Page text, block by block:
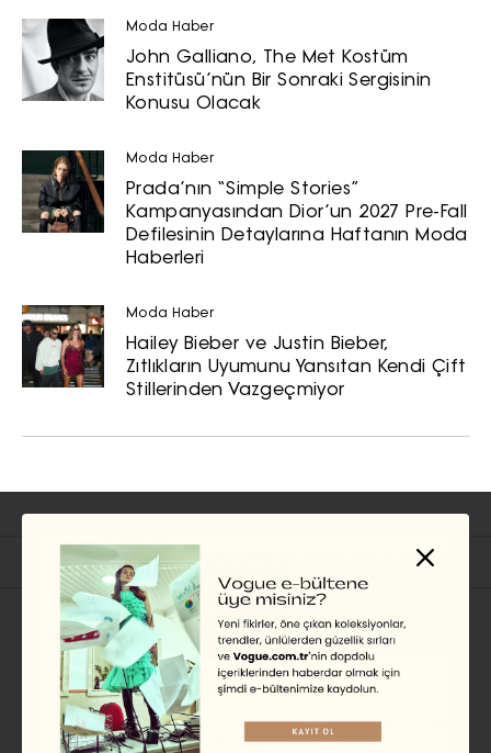
Moda Haber
John Galliano, The Met Kostüm
Enstitüsü’nün Bir Sonraki Sergisinin
Konusu Olacak
Moda Haber
Prada’nın “Simple Stories”
Kampanyasından Dior’un 2027 Pre-Fall
Defilesinin Detaylarına Haftanın Moda
Haberleri
Moda Haber
Hailey Bieber ve Justin Bieber,
Zıtlıkların Uyumunu Yansıtan Kendi Çift
Stillerinden Vazgeçmiyor
İlgili Başlıklar
MÜCEVHER
Yüksek Mücevher
Tasarımında Yeni Bir İfade
Alanı